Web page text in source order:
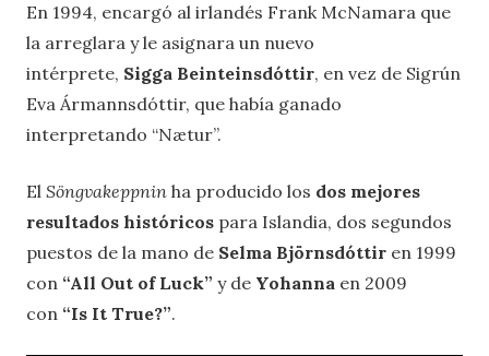
En 1994, encargó al irlandés Frank McNamara que
la arreglara y le asignara un nuevo
intérprete, Sigga Beinteinsdóttir, en vez de Sigrún
Eva Ármannsdóttir, que había ganado
interpretando “Nætur”.
El Söngvakeppnin ha producido los dos mejores
resultados históricos para Islandia, dos segundos
puestos de la mano de Selma Björnsdóttir en 1999
con “All Out of Luck” y de Yohanna en 2009
con “Is It True?”.